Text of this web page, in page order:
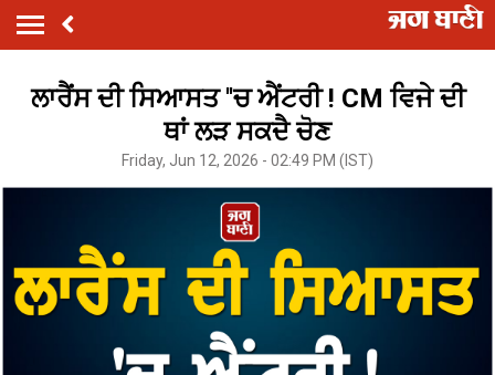
ਲਾਰੈਂਸ ਦੀ ਸਿਆਸਤ ''ਚ ਐਂਟਰੀ ! CM ਵਿਜੇ ਦੀ
ਥਾਂ ਲੜ ਸਕਦੈ ਚੋਣ
Friday, Jun 12, 2026 - 02:49 PM (IST)